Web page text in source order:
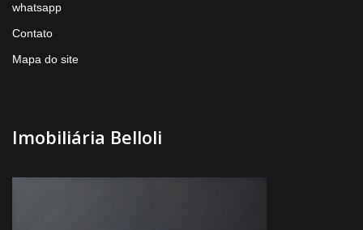
whatsapp
Contato
Mapa do site
Imobiliária Belloli